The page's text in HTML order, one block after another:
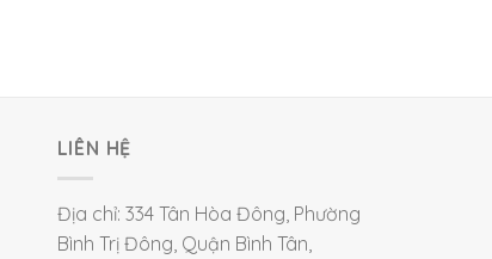
LIÊN HỆ
Địa chỉ: 334 Tân Hòa Đông, Phường
Bình Trị Đông, Quận Bình Tân,